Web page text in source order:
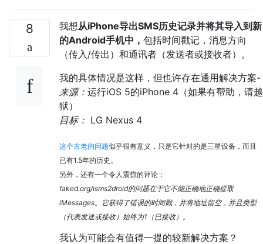
8 我想从iPhone导出SMS历史记录并将其导入到新
的Android手机中， 包括时间戳记，消息方向
（传入/传出）和通讯者（发送者或接收者）。
我的具体情况是这样，但也许存在通用解决方案-
来源： 运行iOS 5的iPhone 4（如果有帮助，请越
狱）
目标： LG Nexus 4
这个古老的问题似乎很有意义，只是它针对的是三星设备，而且
已有1.5年的历史。
另外，还有一个令人震惊的评论：
faked.org/isms2droid的问题在于它不能正确地正确提取
iMessages。它获得了错误的时间戳，并将地址留空，并且类型
（代表发送或接收）始终为1（已接收）。
我认为可能会有值得一提的较新解决方案？